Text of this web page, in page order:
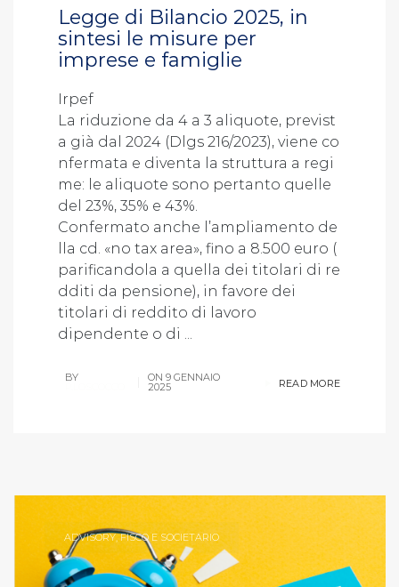
Legge di Bilancio 2025, in
sintesi le misure per
imprese e famiglie
Irpef
La riduzione da 4 a 3 aliquote, previst
a già dal 2024 (Dlgs 216/2023), viene co
nfermata e diventa la struttura a regi
me: le aliquote sono pertanto quelle
del 23%, 35% e 43%.
Confermato anche l’ampliamento de
lla cd. «no tax area», fino a 8.500 euro (
parificandola a quella dei titolari di re
dditi da pensione), in favore dei
titolari di reddito di lavoro
dipendente o di ...
BY ON 9 GENNAIO
2025 READ MORE
ADVISORY, FISCO E SOCIETARIO